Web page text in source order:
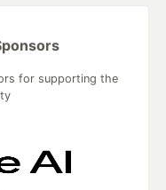
for supporting the